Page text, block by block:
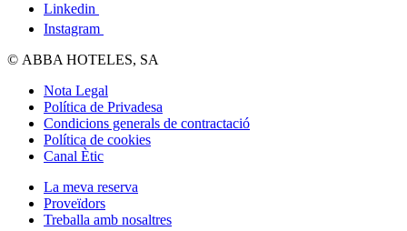
Linkedin
Instagram
© ABBA HOTELES, SA
Nota Legal
Política de Privadesa
Condicions generals de contractació
Política de cookies
Canal Ètic
La meva reserva
Proveïdors
Treballa amb nosaltres